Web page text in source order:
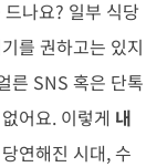
나요? 일부 식당
를 권하고는 있지
른 SNS 혹은 단톡
어요. 이렇게 내
연해진 시대, 수